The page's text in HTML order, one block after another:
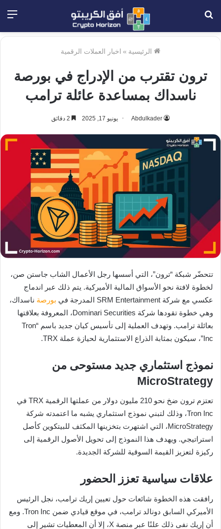
الرئيسية » اخبار العملات الرقمية
ترون تقترب من الإدراج في بورصة
ناسداك بمساعدة عائلة ترامب
Abdulkader يونيو 17, 2025
تتحضّر شبكة “ترون”، التي أسسها رجل الأعمال الشاب جاستن صن،
لخطوة لافتة نحو الأسواق المالية الأميركية. يتم ذلك عبر اندماج
عكسي مع شركة SRM Entertainment المدرجة في
بورصة ناسداك،
وهي خطوة تقودها شركة Dominari Securities، المعروفة بعلاقتها
بعائلة ترامب. وتهدف العملية إلى تأسيس كيان جديد باسم “Tron
Inc”، سيكون بمثابة الذراع الاستثمارية لحيازة عملة TRX.
نموذج استثماري جديد مستوحى من
MicroStrategy
تعتزم ترون ضخ نحو 210 مليون دولار من عملتها الرقمية TRX في
Tron Inc، وذلك لتبني نموذج استثماري يشبه ما اعتمدته شركة
MicroStrategy، التي اشتهرت بتخزينها المكثف للبيتكوين كأصل
استراتيجي. ويهدف هذا النموذج إلى تحويل الأصول الرقمية إلى
ركيزة لتعزيز القيمة السوقية للشركة الجديدة.
علاقات سياسية تعزز الحضور
رافقت هذه الخطوة شائعات حول تعيين إريك ترامب، نجل الرئيس
الأميركي السابق دونالد ترامب، في موقع قيادي ضمن Tron Inc. ومع
أن إريك نفى ذلك علنًا عبر منصة X، إلا أن المعطيات تشير إلى